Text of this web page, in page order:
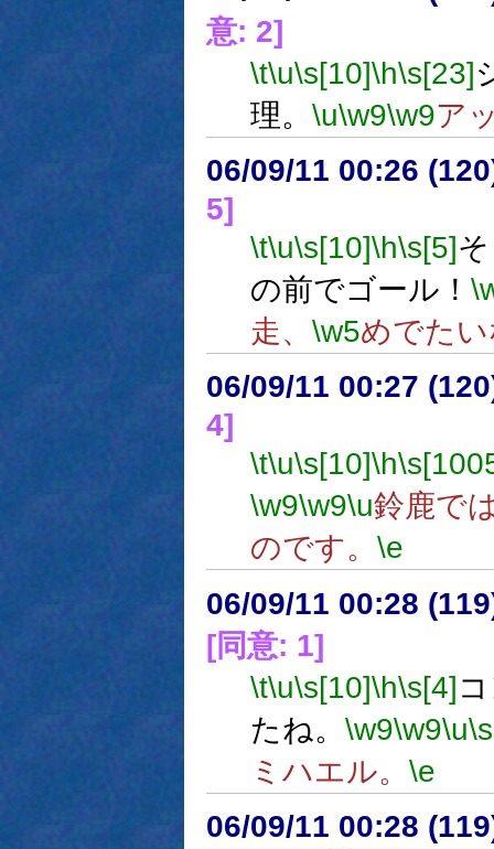
意: 2]
\t\u\s[10]\h\s[23]
理。 \u\w9\w9ア
06/09/11 00:26
5]
\t\u\s[10]\h\s[5]
の前でゴール！
走、 \w5めでた
06/09/11 00:27
4]
\t\u\s[10]\h
\w9\w9\u鈴鹿で
のです。 \e
06/09/11 00:28
[同意: 1]
\t\u\s[10]\h\s[4]
たね。 \w9\w9\u
ミハエル。 \e
06/09/11 00:28